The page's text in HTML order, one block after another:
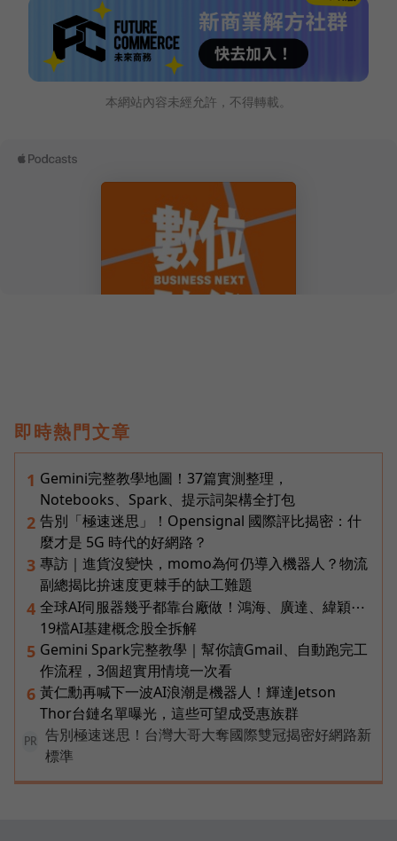
本網站內容未經允許，不得轉載。
即時熱門文章
1 Gemini完整教學地圖！37篇實測整理，
Notebooks、Spark、提示詞架構全打包
2 告別「極速迷思」！Opensignal 國際評比揭密：什
麼才是 5G 時代的好網路？
3 專訪｜進貨沒變快，momo為何仍導入機器人？物流
副總揭比拚速度更棘手的缺工難題
4 全球AI伺服器幾乎都靠台廠做！鴻海、廣達、緯穎⋯
19檔AI基建概念股全拆解
5 Gemini Spark完整教學｜幫你讀Gmail、自動跑完工
作流程，3個超實用情境一次看
6 黃仁勳再喊下一波AI浪潮是機器人！輝達Jetson
Thor台鏈名單曝光，這些可望成受惠族群
PR
告別極速迷思！台灣大哥大奪國際雙冠揭密好網路新
標準